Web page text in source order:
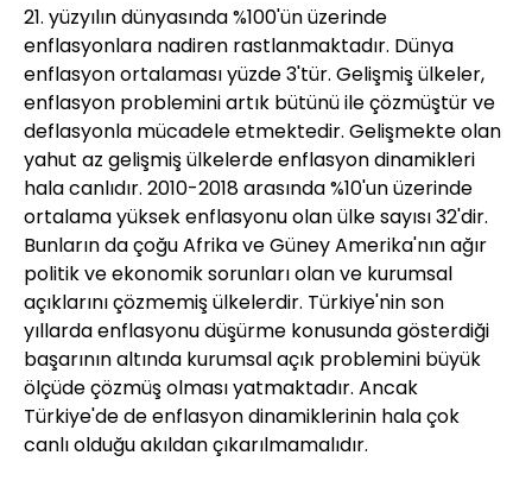
21. yüzyılın dünyasında %100'ün üzerinde
enflasyonlara nadiren rastlanmaktadır. Dünya
enflasyon ortalaması yüzde 3'tür. Gelişmiş ülkeler,
enflasyon problemini artık bütünü ile çözmüştür ve
deflasyonla mücadele etmektedir. Gelişmekte olan
yahut az gelişmiş ülkelerde enflasyon dinamikleri
hala canlıdır. 2010-2018 arasında %10'un üzerinde
ortalama yüksek enflasyonu olan ülke sayısı 32'dir.
Bunların da çoğu Afrika ve Güney Amerika'nın ağır
politik ve ekonomik sorunları olan ve kurumsal
açıklarını çözmemiş ülkelerdir. Türkiye'nin son
yıllarda enflasyonu düşürme konusunda gösterdiği
başarının altında kurumsal açık problemini büyük
ölçüde çözmüş olması yatmaktadır. Ancak
Türkiye'de de enflasyon dinamiklerinin hala çok
canlı olduğu akıldan çıkarılmamalıdır.